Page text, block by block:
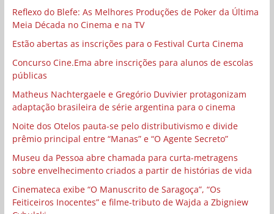
Reflexo do Blefe: As Melhores Produções de Poker da Última
Meia Década no Cinema e na TV
Estão abertas as inscrições para o Festival Curta Cinema
Concurso Cine.Ema abre inscrições para alunos de escolas
públicas
Matheus Nachtergaele e Gregório Duvivier protagonizam
adaptação brasileira de série argentina para o cinema
Noite dos Otelos pauta-se pelo distributivismo e divide
prêmio principal entre “Manas” e “O Agente Secreto”
Museu da Pessoa abre chamada para curta-metragens
sobre envelhecimento criados a partir de histórias de vida
Cinemateca exibe “O Manuscrito de Saragoça”, “Os
Feiticeiros Inocentes” e filme-tributo de Wajda a Zbigniew